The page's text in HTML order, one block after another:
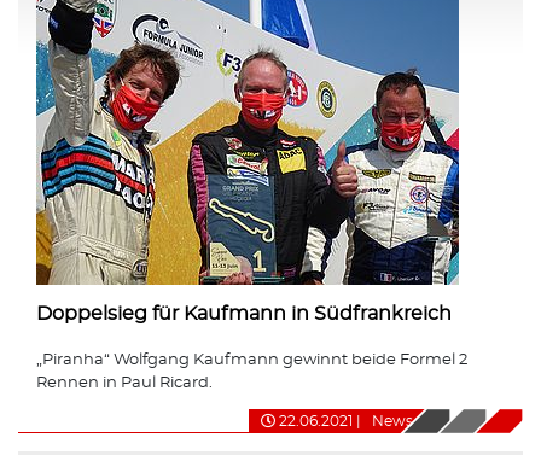
Doppelsieg für Kaufmann in Südfrankreich
„Piranha“ Wolfgang Kaufmann gewinnt beide Formel 2
Rennen in Paul Ricard.
22.06.2021 News